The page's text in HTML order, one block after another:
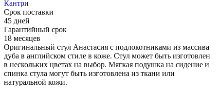
Кантри
Срок поставки
45 дней
Гарантийный срок
18 месяцев
Оригинальный стул Анастасия с подлокотниками из массива
дуба в английском стиле в коже. Стул может быть изготовлен
в нескольких цветах на выбор. Мягкая подушка на сидение и
спинка стула могут быть изготовлена из ткани или
натуральной кожи.